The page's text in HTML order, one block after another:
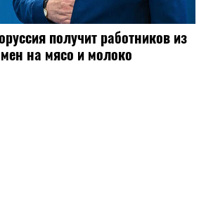
получит работников из
на мясо и молоко